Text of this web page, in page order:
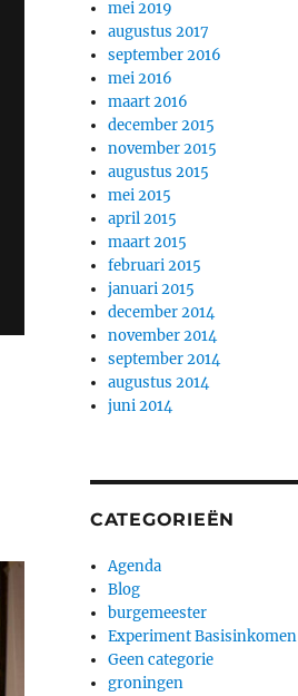
mei 2019
augustus 2017
september 2016
mei 2016
maart 2016
december 2015
november 2015
augustus 2015
mei 2015
april 2015
maart 2015
februari 2015
januari 2015
december 2014
november 2014
september 2014
augustus 2014
juni 2014
CATEGORIEËN
Agenda
Blog
burgemeester
Experiment Basisinkomen
Geen categorie
groningen